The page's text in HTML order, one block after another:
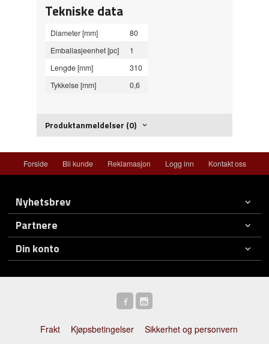
Tekniske data
Diameter [mm]
80
Emballasjeenhet [pc]
1
Lengde [mm]
310
Tykkelse [mm]
0,6
Produktanmeldelser (0)
Forside Bli kunde Reklamasjon Logg inn Kontakt oss
Nyhetsbrev
Partnere
Din konto
Frakt Kjøpsbetingelser Sikkerhet og personvern